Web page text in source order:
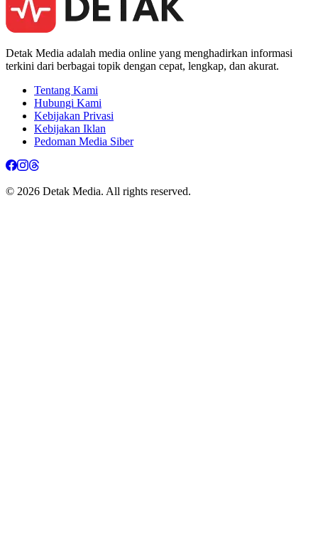
Detak Media adalah media online yang menghadirkan informasi
terkini dari berbagai topik dengan cepat, lengkap, dan akurat.
Tentang Kami
Hubungi Kami
Kebijakan Privasi
Kebijakan Iklan
Pedoman Media Siber
© 2026 Detak Media. All rights reserved.